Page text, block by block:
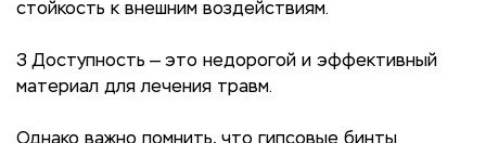
стойкость к внешним воздействиям.
3 Доступность — это недорогой и эффективный
материал для лечения травм.